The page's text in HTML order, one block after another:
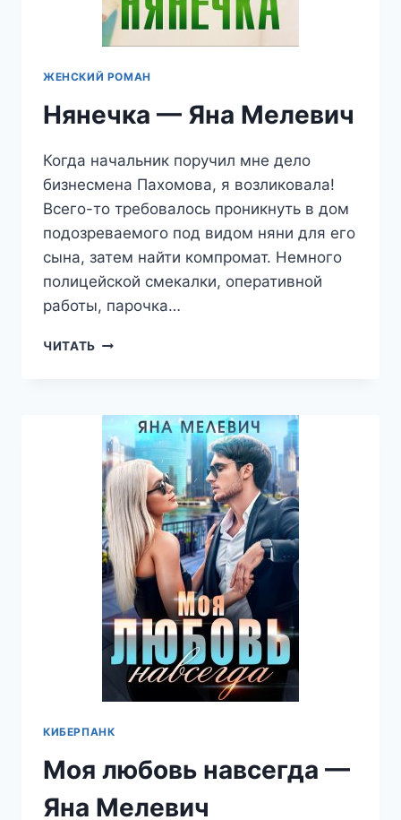
ЖЕНСКИЙ РОМАН
Нянечка — Яна Мелевич
Когда начальник поручил мне дело
бизнесмена Пахомова, я возликовала!
Всего-то требовалось проникнуть в дом
подозреваемого под видом няни для его
сына, затем найти компромат. Немного
полицейской смекалки, оперативной
работы, парочка…
ЧИТАТЬ НЯНЕЧКА
КИБЕРПАНК
Моя любовь навсегда —
Яна Мелевич